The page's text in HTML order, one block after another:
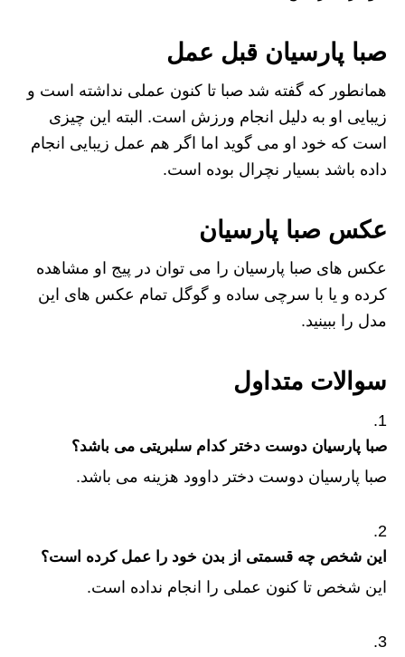
صبا پارسیان قبل عمل
همانطور که گفته شد صبا تا کنون عملی نداشته است و
زیبایی او به دلیل انجام ورزش است. البته این چیزی
است که خود او می گوید اما اگر هم عمل زیبایی انجام
داده باشد بسیار نچرال بوده است.
عکس صبا پارسیان
عکس های صبا پارسیان را می توان در پیج او مشاهده
کرده و یا با سرچی ساده و گوگل تمام عکس های این
مدل را ببینید.
سوالات متداول
صبا پارسیان دوست دختر کدام سلبریتی می باشد؟
صبا پارسیان دوست دختر داوود هزینه می باشد.
این شخص چه قسمتی از بدن خود را عمل کرده است؟
این شخص تا کنون عملی را انجام نداده است.